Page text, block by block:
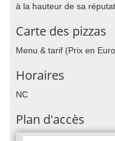
à la hauteur de sa
Carte des pizzas
Menu & tarif (Prix en
Horaires
NC
Plan d'accès